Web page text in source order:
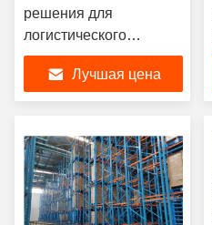
решения для
логистического
оборудования в
аэрокосмической
отрасли
Лучшая цена